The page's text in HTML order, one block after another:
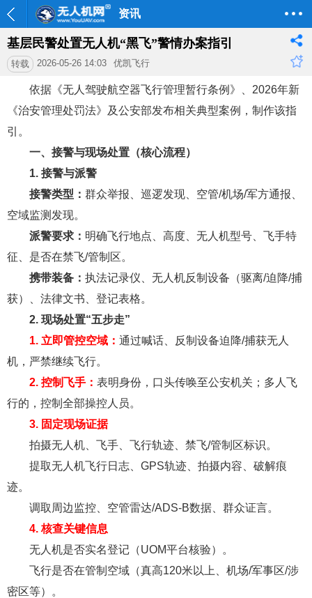
资讯
基层民警处置无人机“黑飞”警情办案指引
转载 2026-05-26 14:03 优凯飞行
依据《无人驾驶航空器飞行管理暂行条例》、2026年新
《治安管理处罚法》及公安部发布相关典型案例，制作该指
引。
一、接警与现场处置（核心流程）
1. 接警与派警
接警类型： 群众举报、巡逻发现、空管/机场/军方通报、
空域监测发现。
派警要求： 明确飞行地点、高度、无人机型号、飞手特
征、是否在禁飞/管制区。
携带装备： 执法记录仪、无人机反制设备（驱离/迫降/捕
获）、法律文书、登记表格。
2. 现场处置“五步走”
1. 立即管控空域： 通过喊话、反制设备迫降/捕获无人
机，严禁继续飞行。
2. 控制飞手： 表明身份，口头传唤至公安机关；多人飞
行的，控制全部操控人员。
3. 固定现场证据
拍摄无人机、飞手、飞行轨迹、禁飞/管制区标识。
提取无人机飞行日志、GPS轨迹、拍摄内容、破解痕
迹。
调取周边监控、空管雷达/ADS‑B数据、群众证言。
4. 核查关键信息
无人机是否实名登记（UOM平台核验）。
飞行是否在管制空域（真高120米以上、机场/军事区/涉
密区等）。